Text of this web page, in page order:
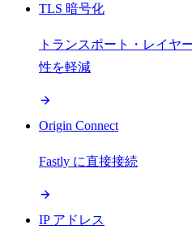
TLS 暗号化
トランスポート・レイヤ
性を軽減
Origin Connect
Fastly に直接接続
IP アドレス